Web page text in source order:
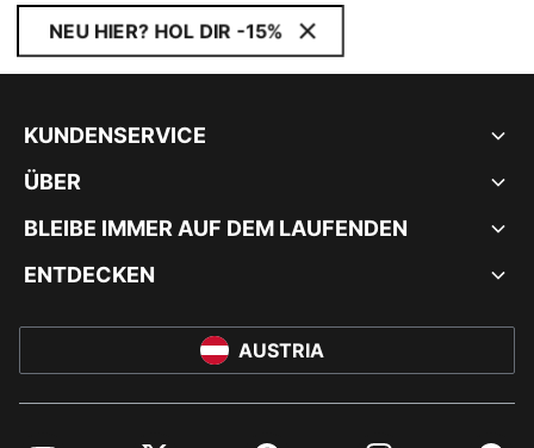
NEU HIER? HOL DIR -15%
KUNDENSERVICE
ÜBER
BLEIBE IMMER AUF DEM LAUFENDEN
ENTDECKEN
AUSTRIA